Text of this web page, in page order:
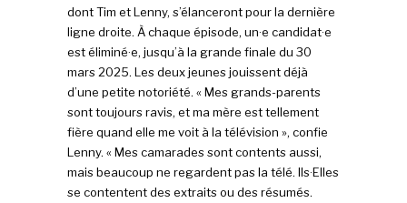
dont Tim et Lenny, s’élanceront pour la dernière
ligne droite. À chaque épisode, un·e candidat·e
est éliminé·e, jusqu’à la grande finale du 30
mars 2025. Les deux jeunes jouissent déjà
d’une petite notoriété. « Mes grands-parents
sont toujours ravis, et ma mère est tellement
fière quand elle me voit à la télévision », confie
Lenny. « Mes camarades sont contents aussi,
mais beaucoup ne regardent pas la télé. Ils·Elles
se contentent des extraits ou des résumés.